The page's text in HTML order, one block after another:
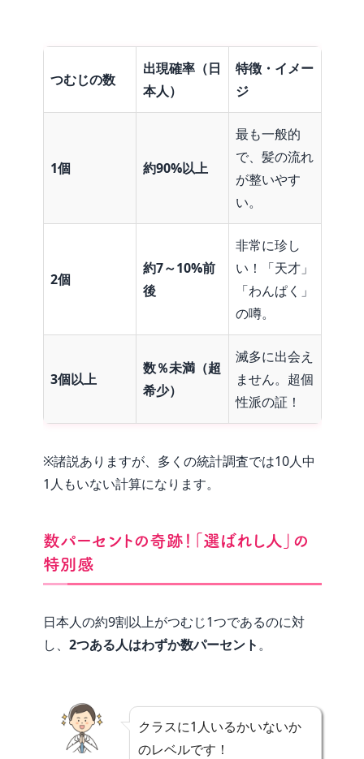
つむじの数
出現確率（日
本人）
特徴・イメー
ジ
1個 約90%以上
最も一般的
で、髪の流れ
が整いやす
い。
2個
約7～10%前
後
非常に珍し
い！「天才」
「わんぱく」
の噂。
3個以上
数％未満（超
希少）
滅多に出会え
ません。超個
性派の証！
※諸説ありますが、多くの統計調査では10人中
1人もいない計算になります。
数パーセントの奇跡！「選ばれし人」の
特別感
日本人の約9割以上がつむじ1つであるのに対
し、 2つある人はわずか数パーセント。
クラスに1人いるかいないか
のレベルです！